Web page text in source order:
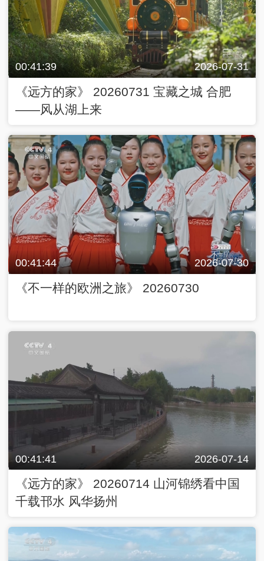
00:41:39 2026-07-31
《远方的家》 20260731 宝藏之城 合肥
——风从湖上来
00:41:44 2026-07-30
《不一样的欧洲之旅》 20260730
00:41:41 2026-07-14
《远方的家》 20260714 山河锦绣看中国
千载邗水 风华扬州